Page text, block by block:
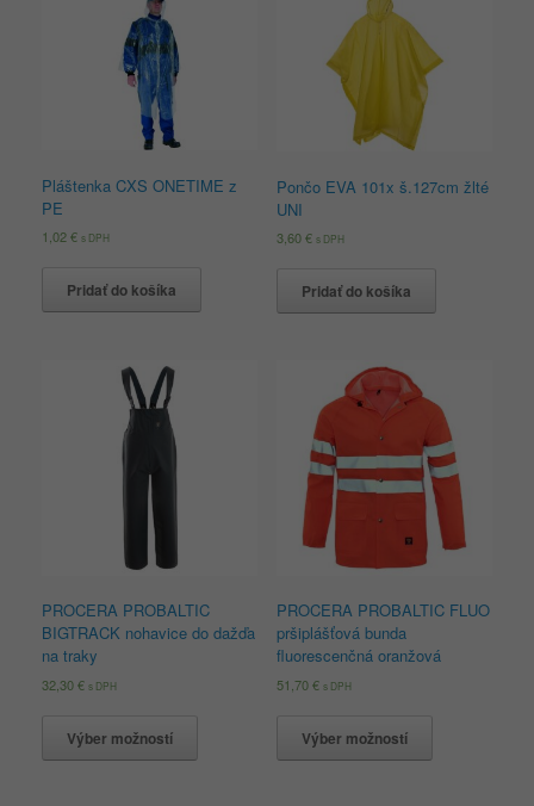
Pláštenka CXS ONETIME z
PE
1,02€ s DPH
Pridať do košíka
Pončo EVA 101x š.127cm žlté
UNI
3,60€ s DPH
Pridať do košíka
PROCERA PROBALTIC
BIGTRACK nohavice do dažďa
na traky
32,30€ s DPH
Výber možností
PROCERA PROBALTIC FLUO
pršiplášťová bunda
fluorescenčná oranžová
51,70€ s DPH
Výber možností